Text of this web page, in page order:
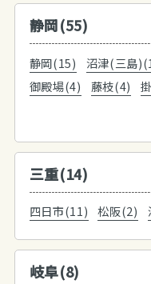
静岡(55)
静岡(15) 沼津(三島
御殿場(4)
藤枝(4)
三重(14)
四日市(11) 松阪(2)
岐阜(8)